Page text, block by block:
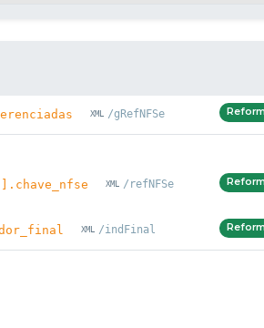
/gRefNFSe
/refNFSe
/indFinal